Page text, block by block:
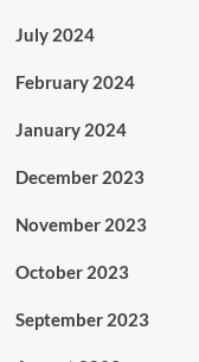
July 2024
February 2024
January 2024
December 2023
November 2023
October 2023
September 2023